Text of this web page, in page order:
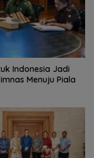
Indonesia Jadi
Menuju Piala